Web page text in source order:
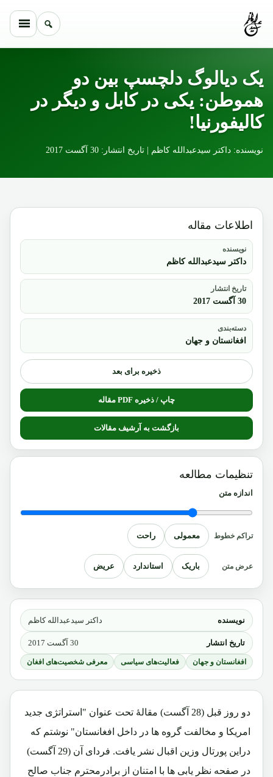
یک دیالوگ دلچسپ بین دو
هموطن: یکی در کابل و دیگر در
کالیفورنیا!
نویسنده: داکتر سیدعبدالله کاظم | تاریخ انتشار: 30 آگست 2017
نویسنده داکتر سیدعبدالله کاظم
تاریخ انتشار 30 آگست 2017
افغانستان و جهان فعالیت‌های سیاسی معرفی شخصیت‌های افغان
دو روز قبل (28 آگست) مقالۀ تحت عنوان "استراتژی جدید
امریکا و مخالفت گروه ها در داخل افغانستان" نوشتم که
دراین پورتال وزین اقبال نشر یافت. فردای آن (29 آگست)
در صفحه نظر یابی ها با امتنان از برادرمحترم جناب صالح
اطلاعات مقاله
نویسنده
داکتر سیدعبدالله کاظم
تاریخ انتشار
30 آگست 2017
دسته‌بندی
افغانستان و جهان
ذخیره برای بعد
چاپ / ذخیره PDF مقاله
بازگشت به آرشیف مقالات
تنظیمات مطالعه
اندازه متن
تراکم خطوط معمولی راحت
عرض متن باریک استاندارد عریض